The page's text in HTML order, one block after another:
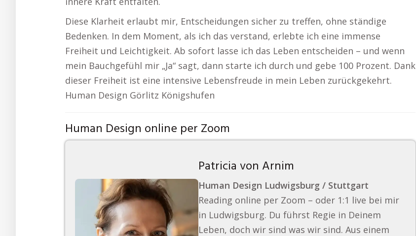
Diese Klarheit erlaubt mir, Entscheidungen sicher zu treffen, ohne ständige
Bedenken. In dem Moment, als ich das verstand, erlebte ich eine immense
Freiheit und Leichtigkeit. Ab sofort lasse ich das Leben entscheiden – und wenn
mein Bauchgefühl mir „Ja“ sagt, dann starte ich durch und gebe 100 Prozent. Dank
dieser Freiheit ist eine intensive Lebensfreude in mein Leben zurückgekehrt.
Human Design Görlitz Königshufen
Human Design online per Zoom
Patricia von Arnim
Human Design Ludwigsburg / Stuttgart
Reading online per Zoom – oder 1:1 live bei mir
in Ludwigsburg. Du führst Regie in Deinem
Leben, doch wir sind was wir sind. Aus einem